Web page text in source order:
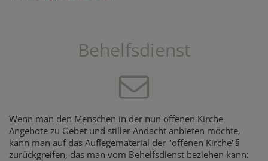
Behelfsdienst
Wenn man den Menschen in der nun offenen Kirche
Angebote zu Gebet und stiller Andacht anbieten möchte,
kann man auf das Auflegematerial der "offenen Kirche"§
zurückgreifen, das man vom Behelfsdienst beziehen kann: